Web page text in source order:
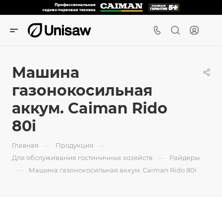
Машина
газонокосильная
аккум. Caiman Rido
80i
Главная — Продукция —
Для обслуживания гостиничных хозяйств — Райдеры
— Машина газонокосильная аккум. Caiman Rido 80i